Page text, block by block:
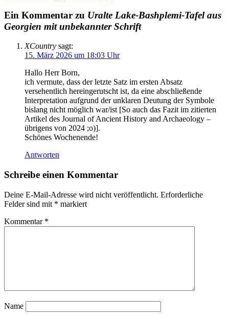
Ein Kommentar zu Uralte Lake-Bashplemi-Tafel aus
Georgien mit unbekannter Schrift
XCountry sagt:
15. März 2026 um 18:03 Uhr
Hallo Herr Born,
ich vermute, dass der letzte Satz im ersten Absatz
versehentlich hereingerutscht ist, da eine abschließende
Interpretation aufgrund der unklaren Deutung der Symbole
bislang nicht möglich war/ist [So auch das Fazit im zitierten
Artikel des Journal of Ancient History and Archaeology –
übrigens von 2024 ;o)].
Schönes Wochenende!
Antworten
Schreibe einen Kommentar
Deine E-Mail-Adresse wird nicht veröffentlicht. Erforderliche
Felder sind mit * markiert
Kommentar *
Name